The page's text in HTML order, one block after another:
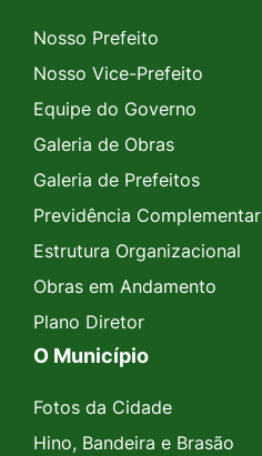
Nosso Prefeito
Nosso Vice-Prefeito
Equipe do Governo
Galeria de Obras
Galeria de Prefeitos
Previdência Complementar
Estrutura Organizacional
Obras em Andamento
Plano Diretor
O Município
Fotos da Cidade
Hino, Bandeira e Brasão